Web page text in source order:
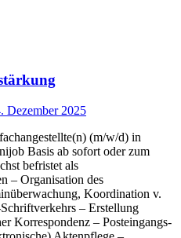
Dezember 2025
(m/w/d) in
Basis ab sofort oder zum
befristet als
– Organisation des
Koordination v.
– Erstellung
Korrespondenz – Posteingangs-